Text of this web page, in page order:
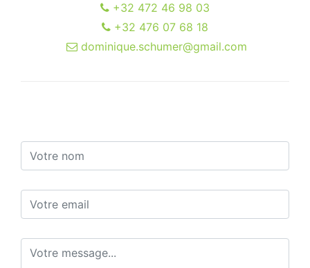
+32 472 46 98 03
+32 476 07 68 18
dominique.schumer@gmail.com